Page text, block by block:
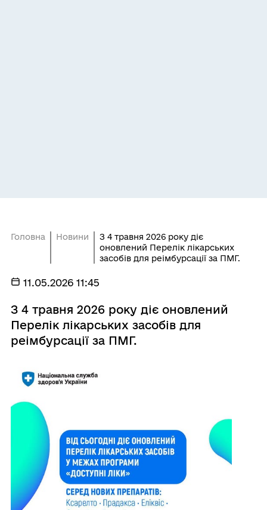
Головна Новини
З 4 травня 2026 року діє
оновлений Перелік лікарських
засобів для реімбурсації за ПМГ.
11.05.2026 11:45
З 4 травня 2026 року діє оновлений
Перелік лікарських засобів для
реімбурсації за ПМГ.